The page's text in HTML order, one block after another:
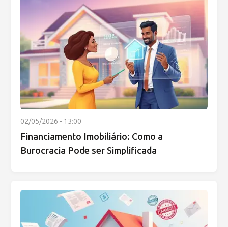
02/05/2026 - 13:00
Financiamento Imobiliário: Como a
Burocracia Pode ser Simplificada